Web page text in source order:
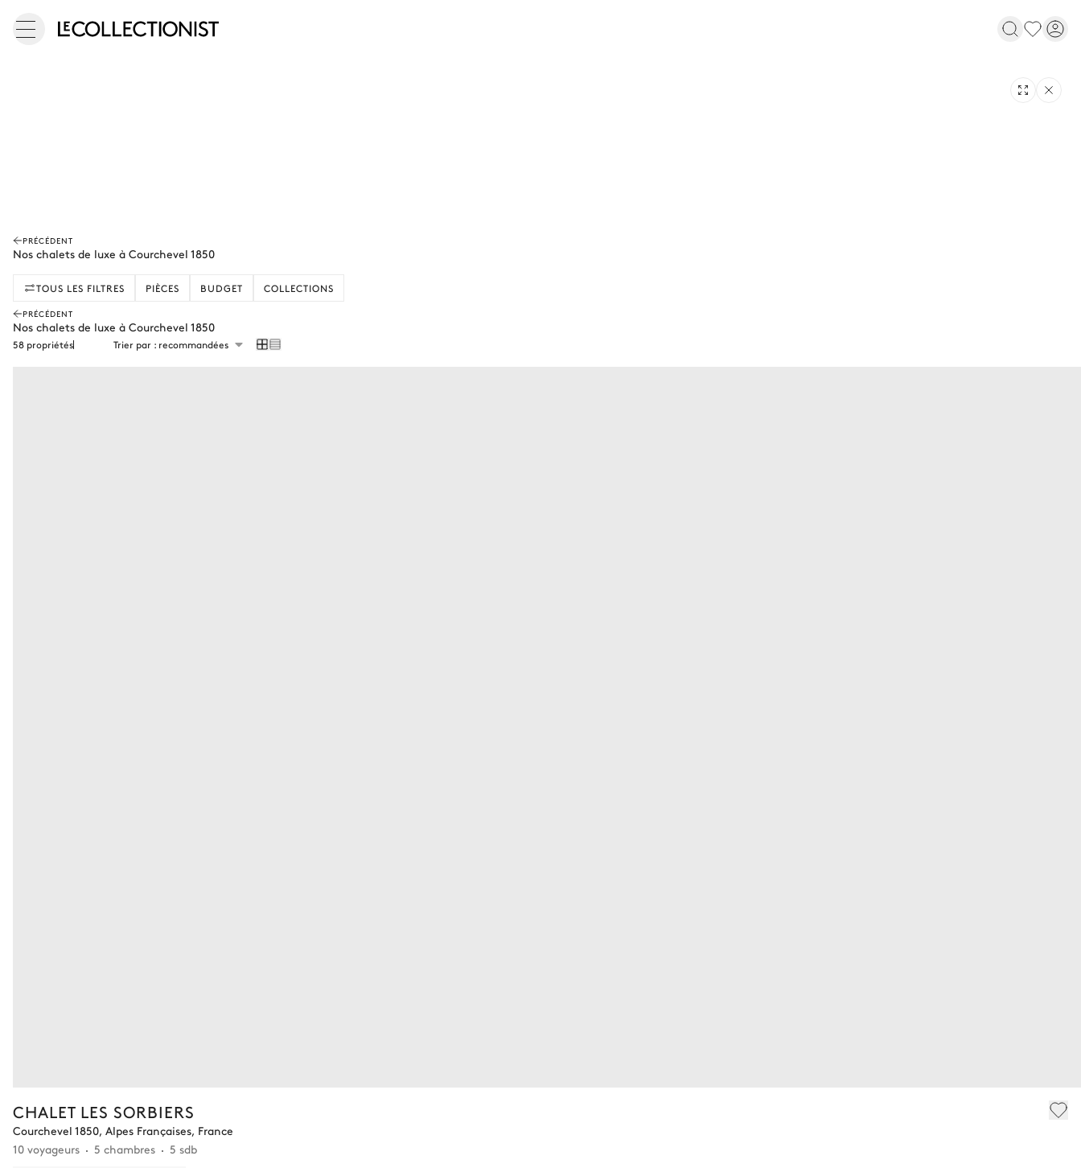
TOUS LES FILTRES PIÈCES BUDGET COLLECTIONS
PRÉCÉDENT
Nos chalets de luxe à Courchevel 1850
58 propriétés Trier par : recommandées
CHALET LES SORBIERS
Courchevel 1850, Alpes Françaises, France
10 voyageurs
5 chambres 5 sdb
PRÉCÉDENT
Nos chalets de luxe à Courchevel 1850